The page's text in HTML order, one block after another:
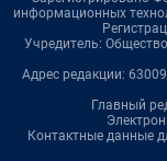
информационных
Учредитель:
Адрес редакции:
Главный
Контактные данные